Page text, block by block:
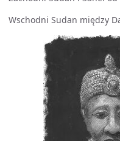
Wschodni Sudan między